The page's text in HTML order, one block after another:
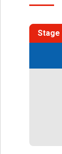
Stage